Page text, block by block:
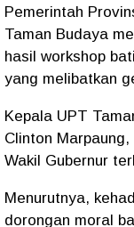
Pemerintah
Taman Budaya
hasil workshop
yang melibatkan
‎Kepala UPT
Clinton
Wakil Gubernur
‎Menurutnya,
dorongan moral